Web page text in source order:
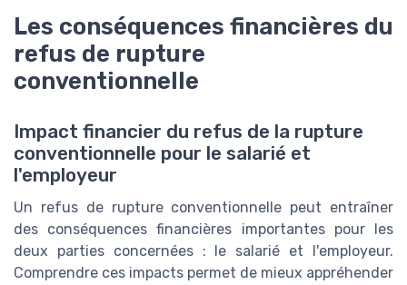
Les conséquences financières du
refus de rupture
conventionnelle
Impact financier du refus de la rupture
conventionnelle pour le salarié et
l'employeur
Un refus de rupture conventionnelle peut entraîner
des conséquences financières importantes pour les
deux parties concernées : le salarié et l'employeur.
Comprendre ces impacts permet de mieux appréhender